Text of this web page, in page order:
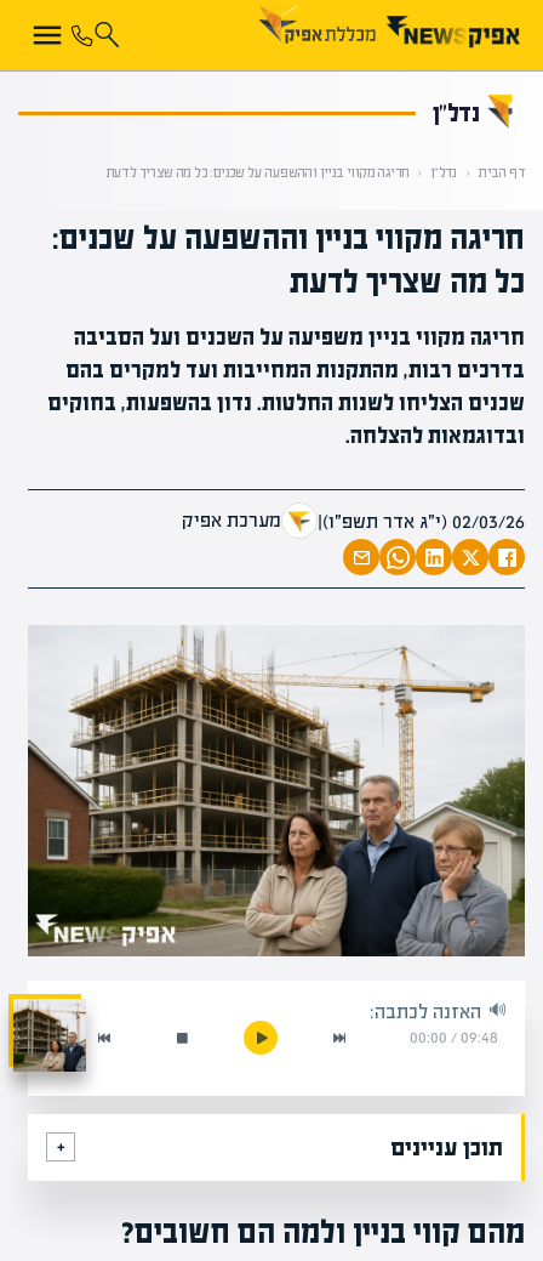
נדל”ן
דף הבית ‹ נדל”ן ‹ חריגה מקווי בניין וההשפעה על שכנים: כל מה שצריך לדעת
חריגה מקווי בניין וההשפעה על שכנים:
כל מה שצריך לדעת
חריגה מקווי בניין משפיעה על השכנים ועל הסביבה
בדרכים רבות, מהתקנות המחייבות ועד למקרים בהם
שכנים הצליחו לשנות החלטות. נדון בהשפעות, בחוקים
ובדוגמאות להצלחה.
02/03/26 (י״ג אדר תשפ״ו) | מערכת אפיק
האזנה לכתבה:
09:48
/
00:00
תוכן עניינים
מהם קווי בניין ולמה הם חשובים?